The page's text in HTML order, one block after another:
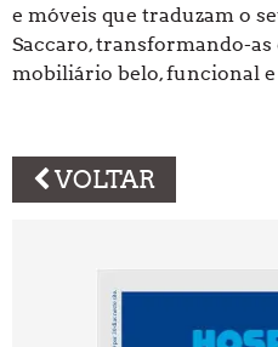
e móveis que traduzam o
Saccaro, transformando-
mobiliário belo, funcional
VOLTAR